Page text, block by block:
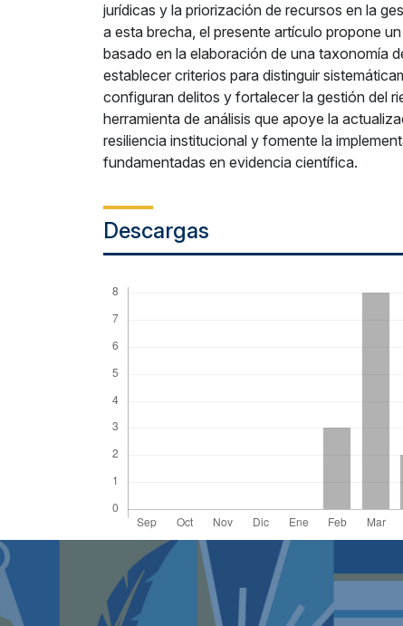
jurídicas y la priorización de recursos en la
a esta brecha, el presente artículo propone
basado en la elaboración de una taxonomía
establecer criterios para distinguir
configuran delitos y fortalecer la gestión del
herramienta de análisis que apoye la
resiliencia institucional y fomente la
fundamentadas en evidencia científica.
Descargas